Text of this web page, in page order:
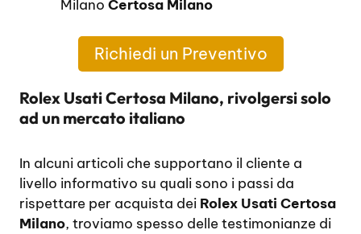
Milano Certosa Milano
Richiedi un Preventivo
Rolex Usati Certosa Milano, rivolgersi solo
ad un mercato italiano
In alcuni articoli che supportano il cliente a
livello informativo su quali sono i passi da
rispettare per acquista dei Rolex Usati Certosa
Milano, troviamo spesso delle testimonianze di